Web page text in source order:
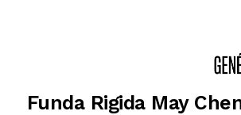
Funda Rigida May